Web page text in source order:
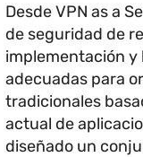
Desde VPN as a
de seguridad de
implementación y
adecuadas para
tradicionales
actual de
diseñado un